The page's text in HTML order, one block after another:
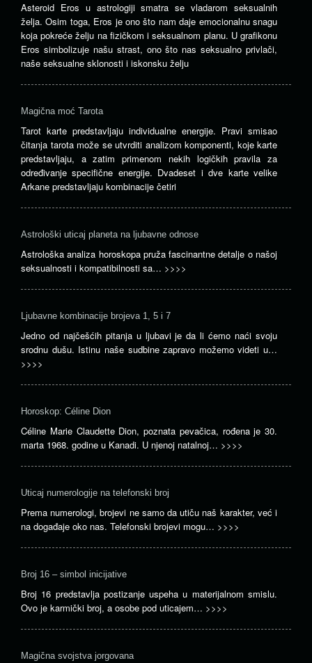
Asteroid Eros u astrologiji smatra se vladarom seksualnih
želja. Osim toga, Eros je ono što nam daje emocionalnu snagu
koja pokreće želju na fizičkom i seksualnom planu. U grafikonu
Eros simbolizuje našu strast, ono što nas seksualno privlači,
naše seksualne sklonosti i iskonsku želju
Magična moć Tarota
Tarot karte predstavljaju individualne energije. Pravi smisao
čitanja tarota može se utvrditi analizom komponenti, koje karte
predstavljaju, a zatim primenom nekih logičkih pravila za
određivanje specifične energije. Dvadeset i dve karte velike
Arkane predstavljaju kombinacije četiri
Astrološki uticaj planeta na ljubavne odnose
Astrološka analiza horoskopa pruža fascinantne detalje o našoj
seksualnosti i kompatibilnosti sa… >>>>
Ljubavne kombinacije brojeva 1, 5 i 7
Jedno od najčešćih pitanja u ljubavi je da li ćemo naći svoju
srodnu dušu. Istinu naše sudbine zapravo možemo videti u…
>>>>
Horoskop: Céline Dion
Céline Marie Claudette Dion, poznata pevačica, rođena je 30.
marta 1968. godine u Kanadi. U njenoj natalnoj… >>>>
Uticaj numerologije na telefonski broj
Prema numerologi, brojevi ne samo da utiču naš karakter, već i
na događaje oko nas. Telefonski brojevi mogu… >>>>
Broj 16 – simbol inicijative
Broj 16 predstavlja postizanje uspeha u materijalnom smislu.
Ovo je karmički broj, a osobe pod uticajem… >>>>
Magična svojstva jorgovana